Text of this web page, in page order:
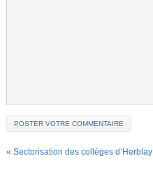
« Sectorisation des collèges d’Herblay